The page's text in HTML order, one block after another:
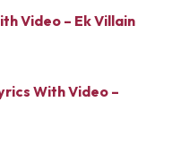
Video – Ek Villain
With Video –